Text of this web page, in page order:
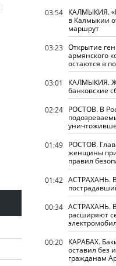
03:54 КАЛМЫКИЯ.
в Калмыкии
маршрут
03:23 Открытие
армянского
остаются в
03:01
КАЛМЫКИЯ.
банковские
02:24 РОСТОВ. В
01:49 РОСТОВ.
женщины
правил
01:42 АСТРАХАНЬ. В
00:34 АСТРАХАНЬ.
расширяют
00:20 КАРАБАХ.
оставил без
гражданам